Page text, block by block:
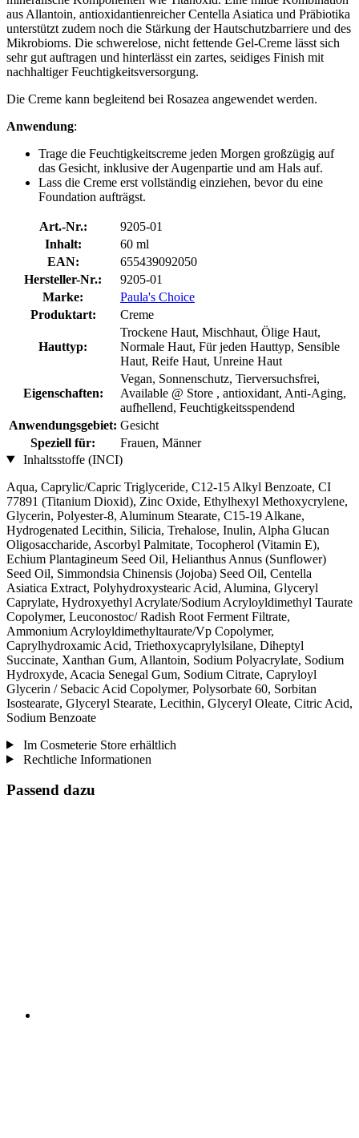
aus Allantoin, antioxidantienreicher Centella Asiatica und Präbiotika
unterstützt zudem noch die Stärkung der Hautschutzbarriere und des
Mikrobioms. Die schwerelose, nicht fettende Gel-Creme lässt sich
sehr gut auftragen und hinterlässt ein zartes, seidiges Finish mit
nachhaltiger Feuchtigkeitsversorgung.
Die Creme kann begleitend bei Rosazea angewendet werden.
Anwendung:
Trage die Feuchtigkeitscreme jeden Morgen großzügig auf
das Gesicht, inklusive der Augenpartie und am Hals auf.
Lass die Creme erst vollständig einziehen, bevor du eine
Foundation aufträgst.
Art.-Nr.:
9205-01
Inhalt:
60 ml
EAN:
655439092050
Hersteller-Nr.:
9205-01
Marke:
Paula's Choice
Produktart:
Creme
Hauttyp:
Trockene Haut, Mischhaut, Ölige Haut,
Normale Haut, Für jeden Hauttyp, Sensible
Haut, Reife Haut, Unreine Haut
Eigenschaften:
Vegan, Sonnenschutz, Tierversuchsfrei,
Available @ Store , antioxidant, Anti-Aging,
aufhellend, Feuchtigkeitsspendend
Anwendungsgebiet: Gesicht
Speziell für:
Frauen, Männer
Inhaltsstoffe (INCI)
Aqua, Caprylic/Capric Triglyceride, C12-15 Alkyl Benzoate, CI
77891 (Titanium Dioxid), Zinc Oxide, Ethylhexyl Methoxycrylene,
Glycerin, Polyester-8, Aluminum Stearate, C15-19 Alkane,
Hydrogenated Lecithin, Silicia, Trehalose, Inulin, Alpha Glucan
Oligosaccharide, Ascorbyl Palmitate, Tocopherol (Vitamin E),
Echium Plantagineum Seed Oil, Helianthus Annus (Sunflower)
Seed Oil, Simmondsia Chinensis (Jojoba) Seed Oil, Centella
Asiatica Extract, Polyhydroxystearic Acid, Alumina, Glyceryl
Caprylate, Hydroxyethyl Acrylate/Sodium Acryloyldimethyl Taurate
Copolymer, Leuconostoc/ Radish Root Ferment Filtrate,
Ammonium Acryloyldimethyltaurate/Vp Copolymer,
Caprylhydroxamic Acid, Triethoxycaprylylsilane, Diheptyl
Succinate, Xanthan Gum, Allantoin, Sodium Polyacrylate, Sodium
Hydroxyde, Acacia Senegal Gum, Sodium Citrate, Capryloyl
Glycerin / Sebacic Acid Copolymer, Polysorbate 60, Sorbitan
Isostearate, Glyceryl Stearate, Lecithin, Glyceryl Oleate, Citric Acid,
Sodium Benzoate
Im Cosmeterie Store erhältlich
Rechtliche Informationen
Passend dazu